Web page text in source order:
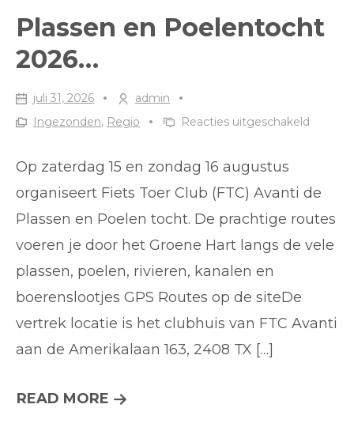
Plassen en Poelentocht
2026…
juli 31, 2026
admin
Ingezonden, Regio Reacties uitgeschakeld
Op zaterdag 15 en zondag 16 augustus
organiseert Fiets Toer Club (FTC) Avanti de
Plassen en Poelen tocht. De prachtige routes
voeren je door het Groene Hart langs de vele
plassen, poelen, rivieren, kanalen en
boerenslootjes GPS Routes op de siteDe
vertrek locatie is het clubhuis van FTC Avanti
aan de Amerikalaan 163, 2408 TX […]
READ MORE PLASSEN